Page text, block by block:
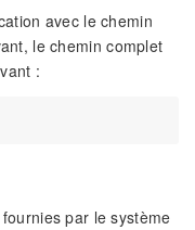
avec le chemin
le chemin complet
:
par le système